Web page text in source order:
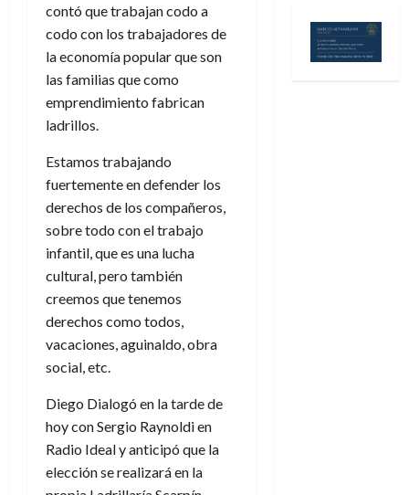
contó que trabajan codo a
codo con los trabajadores de
la economía popular que son
las familias que como
emprendimiento fabrican
ladrillos.
Estamos trabajando
fuertemente en defender los
derechos de los compañeros,
sobre todo con el trabajo
infantil, que es una lucha
cultural, pero también
creemos que tenemos
derechos como todos,
vacaciones, aguinaldo, obra
social, etc.
Diego Dialogó en la tarde de
hoy con Sergio Raynoldi en
Radio Ideal y anticipó que la
elección se realizará en la